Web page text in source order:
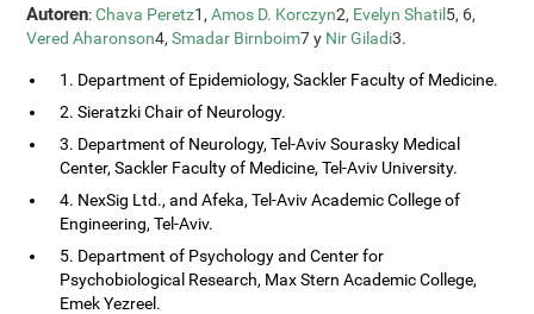
Autoren:Chava Peretz1,Amos D. Korczyn2, Evelyn Shatil 5, 6,
Vered Aharonson4,Smadar Birnboim7 y Nir Giladi3.
1. Department of Epidemiology, Sackler Faculty of Medicine.
2. Sieratzki Chair of Neurology.
3. Department of Neurology, Tel-Aviv Sourasky Medical
Center, Sackler Faculty of Medicine, Tel-Aviv University.
4. NexSig Ltd., and Afeka, Tel-Aviv Academic College of
Engineering, Tel-Aviv.
5. Department of Psychology and Center for
Psychobiological Research, Max Stern Academic College,
Emek Yezreel.